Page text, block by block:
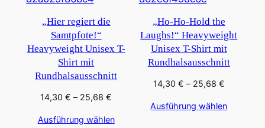
„Hier regiert die
Samtpfote!“
Heavyweight Unisex T-
Shirt mit
Rundhalsausschnitt
14,30€ – 25,68€
bis
Ausführung wählen
„Ho-Ho-Hold the
Laughs!“ Heavyweight
Unisex T-Shirt mit
Rundhalsausschnitt
14,30 € – 25,68 €
bis
Ausführung wählen